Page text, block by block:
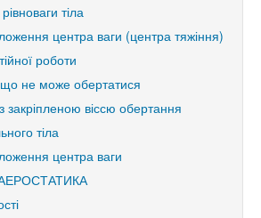
тіла
центра ваги (центра тяжіння)
роботи
що не може обертатися
закріпленою віссю обертання
тіла
центра ваги
АЕРОСТАТИКА